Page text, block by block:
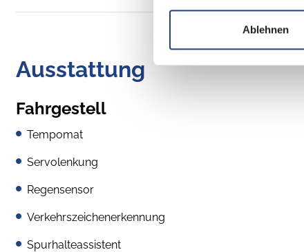
Ablehnen
Ausstattung
Fahrgestell
Tempomat
Servolenkung
Regensensor
Verkehrszeichenerkennung
Spurhalteassistent